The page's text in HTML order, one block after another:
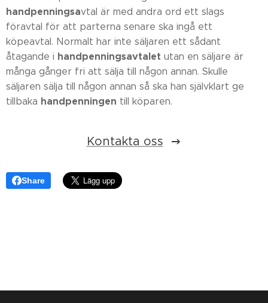
handpenningsavtal är med andra ord ett slags
föravtal för att parterna senare ska ingå ett
köpeavtal. Normalt har inte säljaren ett sådant
åtagande i handpenningsavtalet utan en säljare är
många gånger fri att sälja till någon annan. Skulle
säljaren sälja till någon annan så ska han självklart ge
tillbaka handpenningen till köparen.
Kontakta oss
Share